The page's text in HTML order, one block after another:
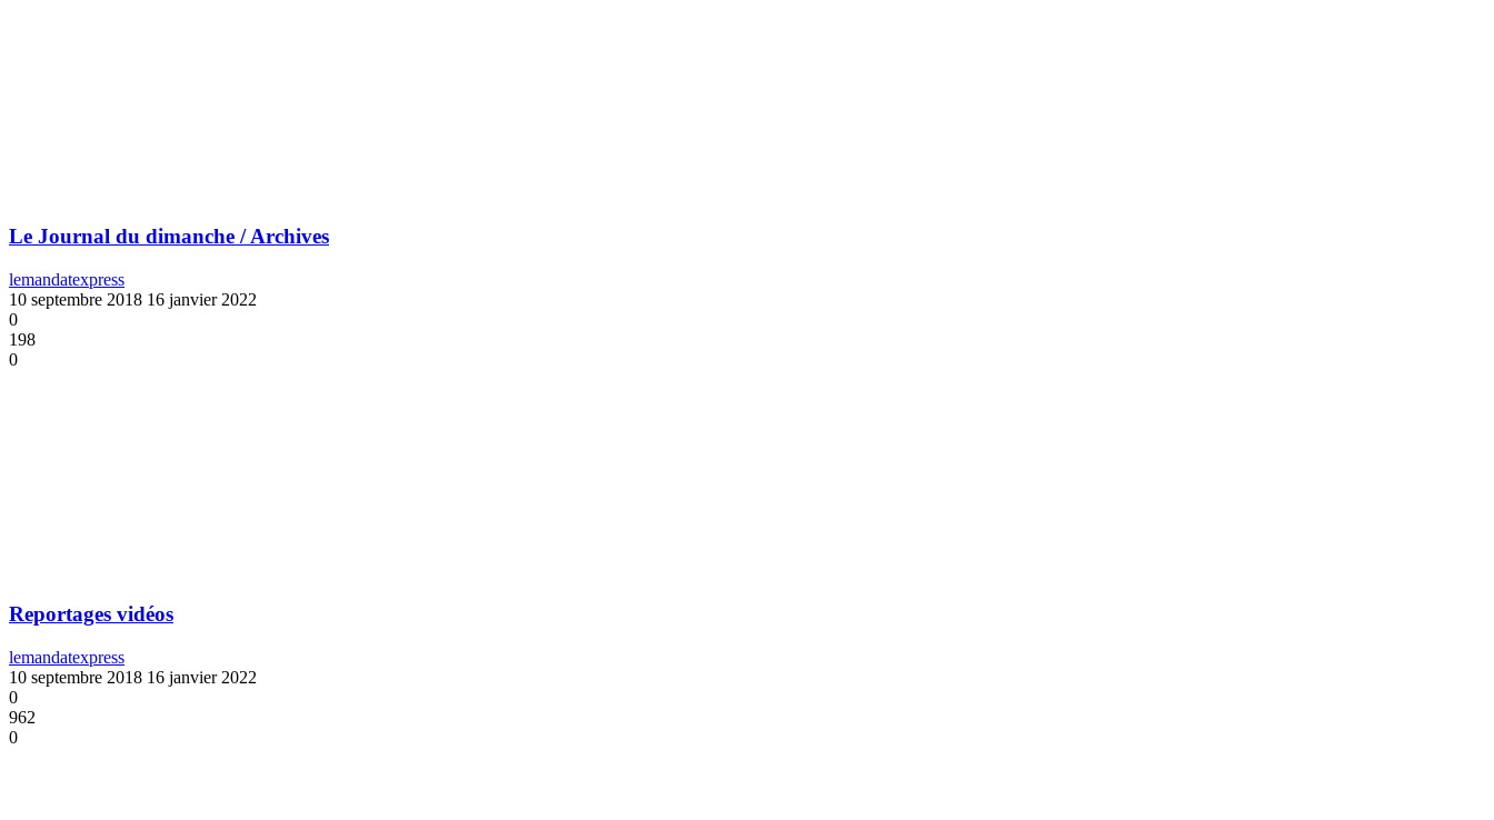
Le Journal du dimanche / Archives
lemandatexpress
10 septembre 2018 16 janvier 2022
0
198
0
Reportages vidéos
lemandatexpress
10 septembre 2018 16 janvier 2022
0
962
0